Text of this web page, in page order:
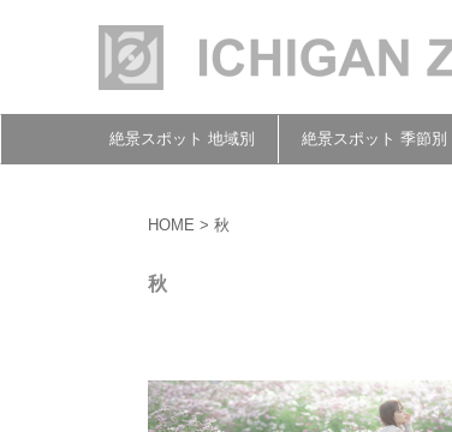
絶景スポット 地域別 絶景スポット 季節別
HOME > 秋
秋